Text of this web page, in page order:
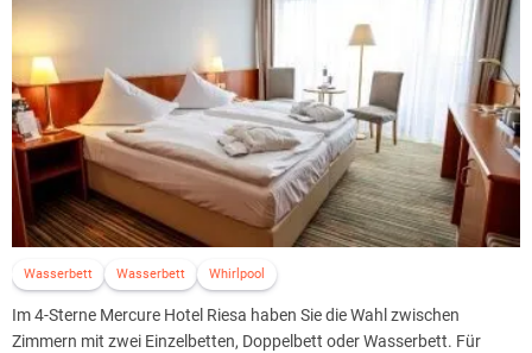
Wasserbett Wasserbett Whirlpool
Im 4-Sterne Mercure Hotel Riesa haben Sie die Wahl zwischen
Zimmern mit zwei Einzelbetten, Doppelbett oder Wasserbett. Für